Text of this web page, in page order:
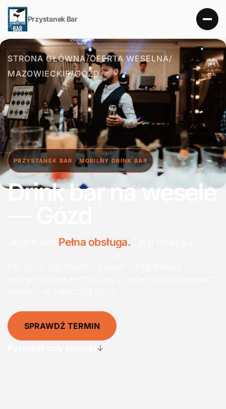
Przystanek Bar
STRONA GŁÓWNA/OFERTA WESELNA/
MAZOWIECKIE/GÓZD
PRZYSTANEK BAR · MOBILNY DRINK BAR
Drink bar na wesele
Pełna obsługa.
SPRAWDŹ TERMIN
↓